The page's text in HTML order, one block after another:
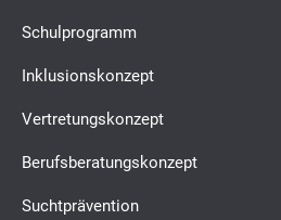
Schulprogramm
Inklusionskonzept
Vertretungskonzept
Berufsberatungskonzept
Suchtprävention